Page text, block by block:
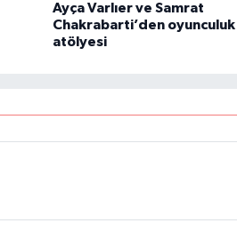
Ayça Varlıer ve Samrat
Chakrabarti’den oyunculuk
atölyesi